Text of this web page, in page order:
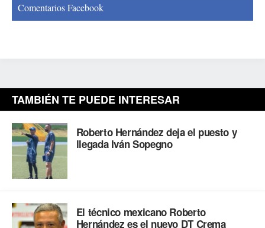
Comentarios Facebook
TAMBIÉN TE PUEDE INTERESAR
Roberto Hernández deja el puesto y
llegada Iván Sopegno
El técnico mexicano Roberto
Hernández es el nuevo DT Crema